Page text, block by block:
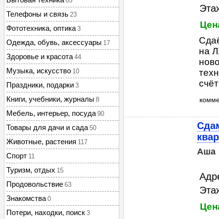
Телефоны и связь 23
Фототехника, оптика 3
Одежда, обувь, аксессуары 17
Здоровье и красота 44
Музыка, искусство 10
Праздники, подарки 3
Книги, учебники, журналы 8
Мебель, интерьер, посуда 90
Товары для дачи и сада 50
Животные, растения 117
Спорт 11
Туризм, отдых 15
Продовольствие 63
Знакомства 0
Потери, находки, поиск 3
на
Аша